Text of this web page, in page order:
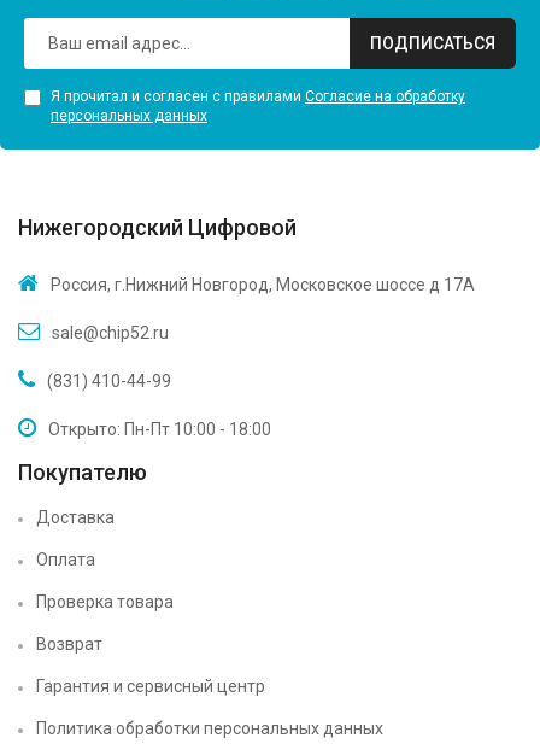
ПОДПИСАТЬСЯ
Я прочитал и согласен с правилами Согласие на обработку
персональных данных
Нижегородский Цифровой
Россия, г.Нижний Новгород, Московское шоссе д 17А
sale@chip52.ru
(831) 410-44-99
Открыто: Пн-Пт 10:00 - 18:00
Покупателю
Доставка
Оплата
Проверка товара
Возврат
Гарантия и сервисный центр
Политика обработки персональных данных